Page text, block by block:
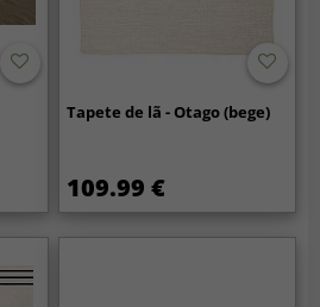
Tapete de lã - Otago (bege)
109.99 €